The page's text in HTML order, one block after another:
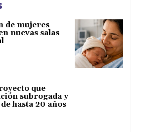
de mujeres
nuevas salas
que
subrogada y
hasta 20 años